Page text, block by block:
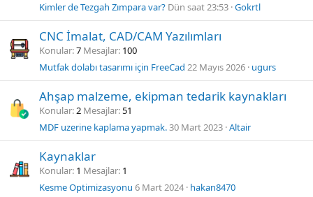
Kimler de Tezgah Zımpara var? Dün saat 23:53 Gokrtl
CNC İmalat, CAD/CAM Yazılımları
Konular 7 Mesajlar 100
Mutfak dolabı tasarımı için FreeCad 22 Mayıs 2026 ugurs
Ahşap malzeme, ekipman tedarik kaynakları
Konular 2 Mesajlar 51
MDF uzerine kaplama yapmak.30 Mart 2023 Altair
Kaynaklar
Konular 1 Mesajlar 1
Kesme Optimizasyonu 6 Mart 2024 hakan8470